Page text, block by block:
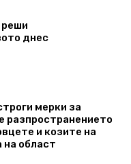
днес
мерки за
разпространението
и козите на
на област